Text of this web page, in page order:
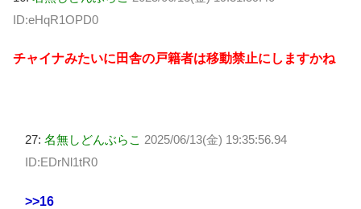
ID:eHqR1OPD0
チャイナみたいに田舎の戸籍者は移動禁止にしますかね
27: 名無しどんぶらこ 2025/06/13(金) 19:35:56.94
ID:EDrNl1tR0
>>16